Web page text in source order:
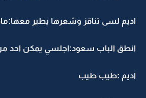
اديم لسى تناقز وشعرها يطير
انطق الباب سعود:اجلسي يمكن احد من
اديم :طيب طيب